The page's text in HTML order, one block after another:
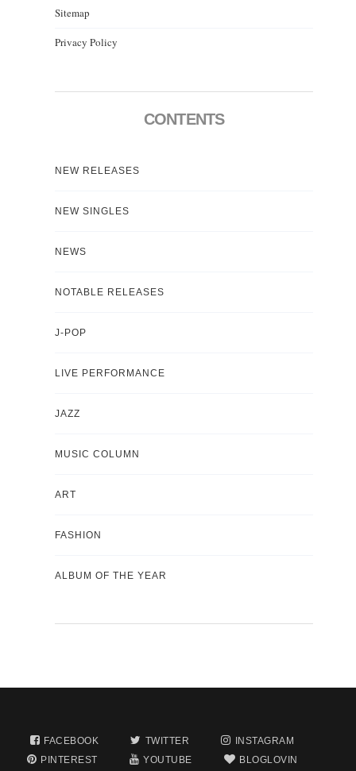
Sitemap
Privacy Policy
CONTENTS
NEW RELEASES
NEW SINGLES
NEWS
NOTABLE RELEASES
J-POP
LIVE PERFORMANCE
JAZZ
MUSIC COLUMN
ART
FASHION
ALBUM OF THE YEAR
FACEBOOK TWITTER
INSTAGRAM
PINTEREST
YOUTUBE BLOGLOVIN